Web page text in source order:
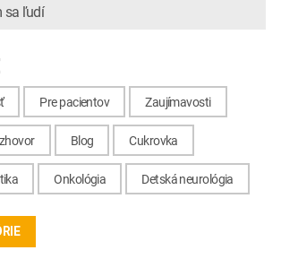
sa ľudí
Pre pacientov Zaujímavosti
Blog Cukrovka
Onkológia Detská neurológia